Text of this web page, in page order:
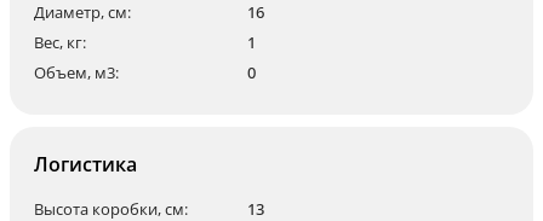
Диаметр, см:
16
Вес, кг:
1
Объем, м3:
0
Логистика
Высота коробки, см:
13